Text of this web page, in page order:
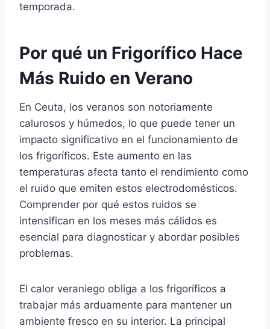
temporada.
Por qué un Frigorífico Hace
Más Ruido en Verano
En Ceuta, los veranos son notoriamente
calurosos y húmedos, lo que puede tener un
impacto significativo en el funcionamiento de
los frigoríficos. Este aumento en las
temperaturas afecta tanto el rendimiento como
el ruido que emiten estos electrodomésticos.
Comprender por qué estos ruidos se
intensifican en los meses más cálidos es
esencial para diagnosticar y abordar posibles
problemas.
El calor veraniego obliga a los frigoríficos a
trabajar más arduamente para mantener un
ambiente fresco en su interior. La principal